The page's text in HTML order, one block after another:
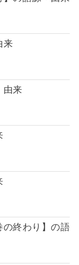
来
由来
終わり】の語